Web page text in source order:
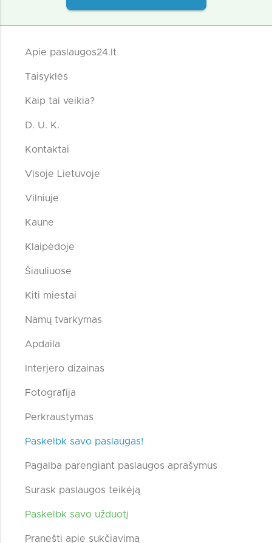
Apie paslaugos24.lt
Taisyklės
Kaip tai veikia?
D. U. K.
Kontaktai
Visoje Lietuvoje
Vilniuje
Kaune
Klaipėdoje
Šiauliuose
Kiti miestai
Namų tvarkymas
Apdaila
Interjero dizainas
Fotografija
Perkraustymas
Paskelbk savo paslaugas!
Pagalba parengiant paslaugos aprašymus
Surask paslaugos teikėją
Paskelbk savo užduotį
Pranešti apie sukčiavimą